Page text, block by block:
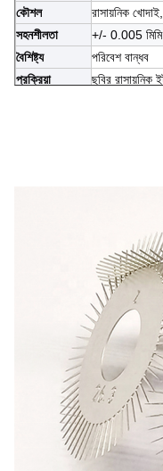
কৌশল
রাসায়নিক
সহনশীলতা
+/- 0.005 মিমি
বৈশিষ্ট্য
পরিবেশ বান্ধব
প্রক্রিয়া
ছবির রাসায়নিক